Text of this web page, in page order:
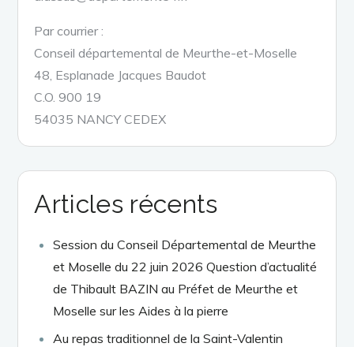
Par courrier :
Conseil départemental de Meurthe-et-Moselle
48, Esplanade Jacques Baudot
C.O. 900 19
54035 NANCY CEDEX
Articles récents
Session du Conseil Départemental de Meurthe
et Moselle du 22 juin 2026 Question d’actualité
de Thibault BAZIN au Préfet de Meurthe et
Moselle sur les Aides à la pierre
Au repas traditionnel de la Saint-Valentin